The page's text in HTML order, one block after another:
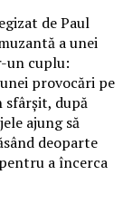
de Paul
a unei
un cuplu:
provocări pe
sfârșit, după
ajung să
deoparte
a încerca